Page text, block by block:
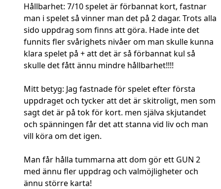
Hållbarhet: 7/10 spelet är förbannat kort, fastnar
man i spelet så vinner man det på 2 dagar. Trots alla
sido uppdrag som finns att göra. Hade inte det
funnits fler svårighets nivåer om man skulle kunna
klara spelet på + att det är så förbannat kul så
skulle det fått ännu mindre hållbarhet!!!!
Mitt betyg: Jag fastnade för spelet efter första
uppdraget och tycker att det är skitroligt, men som
sagt det är på tok för kort. men själva skjutandet
och spänningen får det att stanna vid liv och man
vill köra om det igen.
Man får hålla tummarna att dom gör ett GUN 2
med ännu fler uppdrag och valmöjligheter och
ännu större karta!